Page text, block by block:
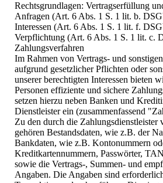
Rechtsgrundlagen: Vertragserfüllung
Anfragen (Art. 6 Abs. 1 S. 1 lit. b.
Interessen (Art. 6 Abs. 1 S. 1 lit. f.
Verpflichtung (Art. 6 Abs. 1 S. 1 lit. c.
Zahlungsverfahren
Im Rahmen von Vertrags- und
aufgrund gesetzlicher Pflichten oder
unserer berechtigten Interessen bieten
Personen effiziente und sichere
setzen hierzu neben Banken und
Dienstleister ein (zusammenfassend
Zu den durch die Zahlungsdienstleister
gehören Bestandsdaten, wie z.B. der
Bankdaten, wie z.B. Kontonummern
Kreditkartennummern, Passwörter,
sowie die Vertrags-, Summen- und
Angaben. Die Angaben sind